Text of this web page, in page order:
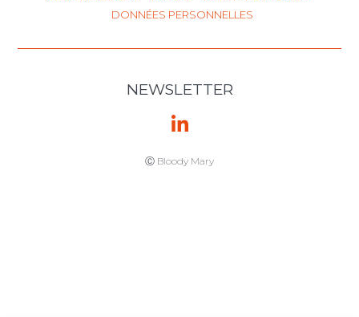
Arbitrage
d’investissement
intra-UE : deux